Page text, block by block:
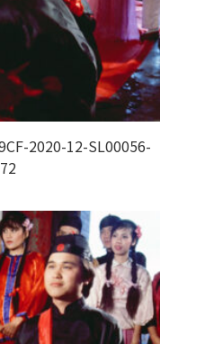
2020-12-SL00056-